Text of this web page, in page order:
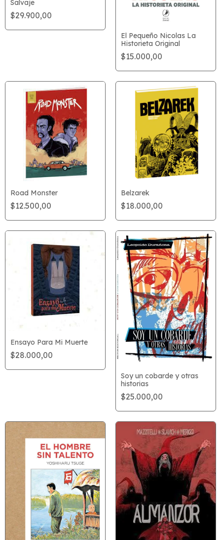
Salvaje
$29.900,00
El Pequeño Nicolas La
Historieta Original
$15.000,00
Road Monster
$12.500,00
Belzarek
$18.000,00
Ensayo Para Mi Muerte
$28.000,00
Soy un cobarde y otras
historias
$25.000,00